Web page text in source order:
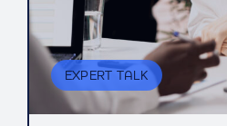
EXPERT TALK